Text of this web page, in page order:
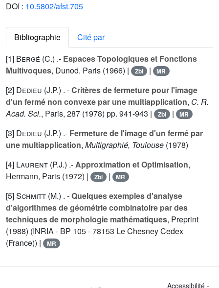
DOI : 10.5802/afst.705
Bibliographie
Cité par
[1] Bergé (C.) .- Espaces Topologiques et Fonctions
Multivoques, Dunod. Paris (1966) | Zbl | MR
[2] Dedieu (J.P.) . -Critères de fermeture pour l'image
d'un fermé non convexe par une multiapplication, C. R.
Acad. Sci., Paris, 287 (1978) pp. 941-943 | Zbl | MR
[3] Dedieu (J.P.) .- Fermeture de l'image d'un fermé par
une multiapplication, Multigraphié, Toulouse (1978)
[4] Laurent (P.J.) .-Approximation et Optimisation,
Hermann, Paris (1972) |
Zbl | MR
[5]Schmitt (M.) . -Quelques exemples d'analyse
d'algorithmes de géométrie combinatoire par des
techniques de morphologie mathématiques, Preprint
(1988) (INRIA - BP 105 - 78153 Le Chesney Cedex
(France)) |
MR
Accessibilité -